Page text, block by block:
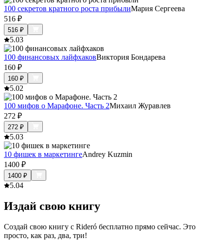
100 секретов кратного роста прибылиМария Сергеева
516 ₽
516 ₽
5.03
100 финансовых лайфхаковВиктория Бондарева
160 ₽
160 ₽
5.02
100 мифов о Марафоне. Часть 2Михаил Журавлев
272 ₽
272 ₽
5.03
10 фишек в маркетингеAndrey Kuzmin
1400 ₽
1400 ₽
5.04
Издай свою книгу
Создай свою книгу с Rideró бесплатно прямо сейчас. Это
просто, как раз, два, три!